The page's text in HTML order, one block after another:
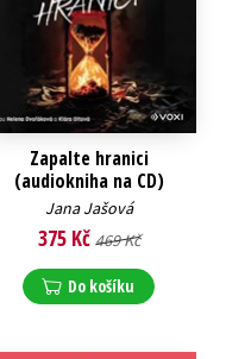
Zapalte hranici
(audiokniha na CD)
Jana Jašová
375 Kč 469 Kč
Do košíku